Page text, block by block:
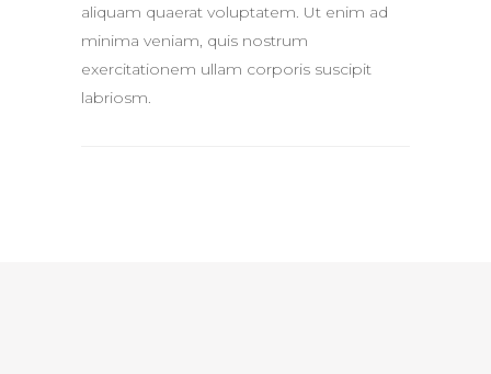
aliquam quaerat voluptatem. Ut enim ad
minima veniam, quis nostrum
exercitationem ullam corporis suscipit
labriosm.